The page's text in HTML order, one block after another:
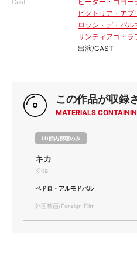
Cast
ビクトリア・ア
ロッシ・デ・パ
サンティアゴ・
出演/CAST
この作品が収録
MATERIALS
LD館内視聴のみ
キカ
Kika
ペドロ・アルモドバル
外国映画/Foreign Film